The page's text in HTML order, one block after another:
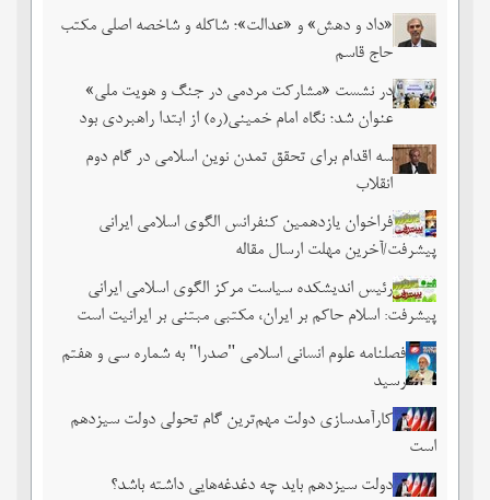
«داد و دهش» و «عدالت»؛ شاکله و شاخصه اصلی مکتب
حاج قاسم
در نشست «مشارکت مردمی در جنگ و هویت ملی»
عنوان شد؛ نگاه امام خمینی(ره) از ابتدا راهبردی بود
سه اقدام برای تحقق تمدن نوین اسلامی در گام دوم
انقلاب
فراخوان یازدهمین کنفرانس الگوی اسلامی ایرانی
پیشرفت/آخرین مهلت ارسال مقاله
رئیس اندیشکده سیاست مرکز الگوی اسلامی ایرانی
پیشرفت: اسلام حاکم بر ایران، مکتبی مبتنی بر ایرانیت است
فصلنامه علوم انسانی اسلامی "صدرا" به شماره سی و هفتم
رسید
کارآمدسازی دولت مهم‌ترین گام تحولی دولت سیزدهم
است
دولت سیزدهم باید چه دغدغه‌هایی داشته باشد؟